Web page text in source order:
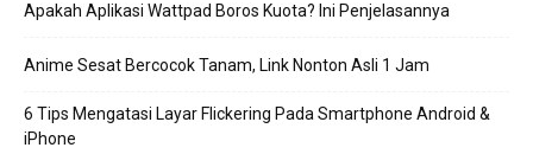
Apakah Aplikasi Wattpad Boros Kuota? Ini Penjelasannya
Anime Sesat Bercocok Tanam, Link Nonton Asli 1 Jam
6 Tips Mengatasi Layar Flickering Pada Smartphone Android &
iPhone